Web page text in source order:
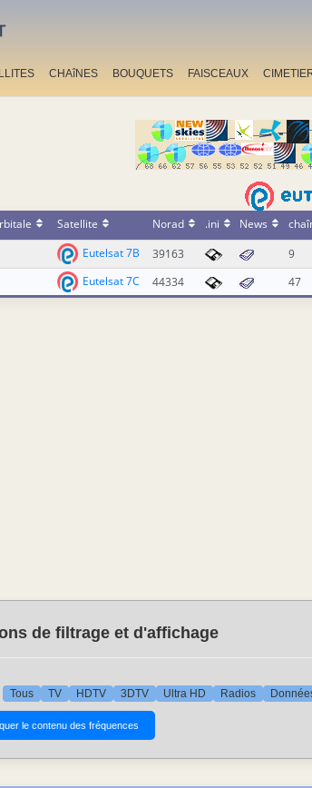
CHAîNES BOUQUETS FAISCEAUX
Satellite Norad .ini News
Eutelsat 7B 39163 9
Eutelsat 7C 44334 47
de filtrage et d'affichage
Tous TV HDTV 3DTV Ultra HD Radios